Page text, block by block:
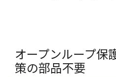
オープンループ保
策の部品不要